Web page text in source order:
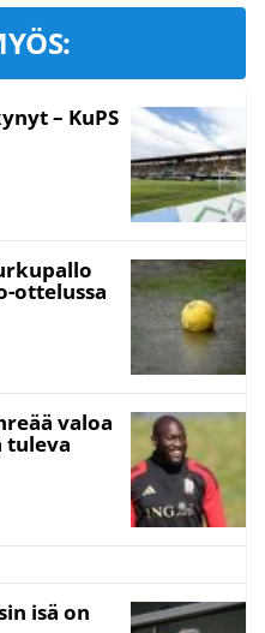
– KuPS
ottelussa
valoa
tuleva
isä on